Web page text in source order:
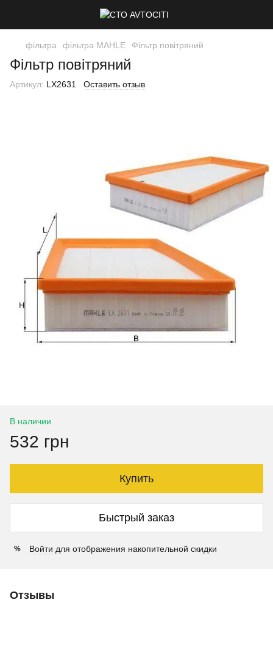
фільтра фільтра MAHLE Фільтр повітряний
Фільтр повітряний
Артикул: LX2631 Оставить отзыв
В наличии
532 грн
Купить
Быстрый заказ
% Войти для отображения накопительной скидки
Отзывы